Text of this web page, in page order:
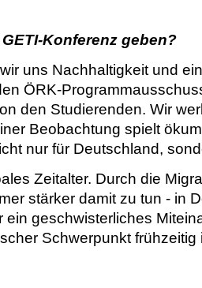
Konferenz geben?
uns Nachhaltigkeit und
ÖRK-
den Studierenden. Wir
Beobachtung spielt
nur für Deutschland,
Zeitalter. Durch die
stärker damit zu tun - in
geschwisterliches
Schwerpunkt